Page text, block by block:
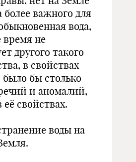
более важного для
вода,
не
другого такого
в свойствах
было бы столько
и аномалий,
её свойствах.
воды на